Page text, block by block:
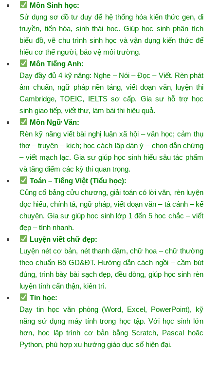
Môn Sinh học:
Sử dụng sơ đồ tư duy để hệ thống hóa kiến thức gen, di
truyền, tiến hóa, sinh thái học. Giúp học sinh phân tích
biểu đồ, vẽ chu trình sinh học và vận dụng kiến thức để
hiểu cơ thể người, bảo vệ môi trường.
Môn Tiếng Anh:
Dạy đầy đủ 4 kỹ năng: Nghe – Nói – Đọc – Viết. Rèn phát
âm chuẩn, ngữ pháp nền tảng, viết đoạn văn, luyện thi
Cambridge, TOEIC, IELTS sơ cấp. Gia sư hỗ trợ học
sinh giao tiếp, viết thư, làm bài thi hiệu quả.
Môn Ngữ Văn:
Rèn kỹ năng viết bài nghị luận xã hội – văn học; cảm thụ
thơ – truyện – kịch; học cách lập dàn ý – chọn dẫn chứng
– viết mạch lạc. Gia sư giúp học sinh hiểu sâu tác phẩm
và tăng điểm các kỳ thi quan trọng.
Toán – Tiếng Việt (Tiểu học):
Củng cố bảng cửu chương, giải toán có lời văn, rèn luyện
đọc hiểu, chính tả, ngữ pháp, viết đoạn văn – tả cảnh – kể
chuyện. Gia sư giúp học sinh lớp 1 đến 5 học chắc – viết
đẹp – tính nhanh.
Luyện viết chữ đẹp:
Luyện nét cơ bản, nét thanh đậm, chữ hoa – chữ thường
theo chuẩn Bộ GD&ĐT. Hướng dẫn cách ngồi – cầm bút
đúng, trình bày bài sạch đẹp, đều dòng, giúp học sinh rèn
luyện tính cẩn thận, kiên trì.
Tin học:
Dạy tin học văn phòng (Word, Excel, PowerPoint), kỹ
năng sử dụng máy tính trong học tập. Với học sinh lớn
hơn, học lập trình cơ bản bằng Scratch, Pascal hoặc
Python, phù hợp xu hướng giáo dục số hiện đại.